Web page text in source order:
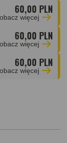
60,00 PLN
więcej
60,00 PLN
więcej
60,00 PLN
więcej